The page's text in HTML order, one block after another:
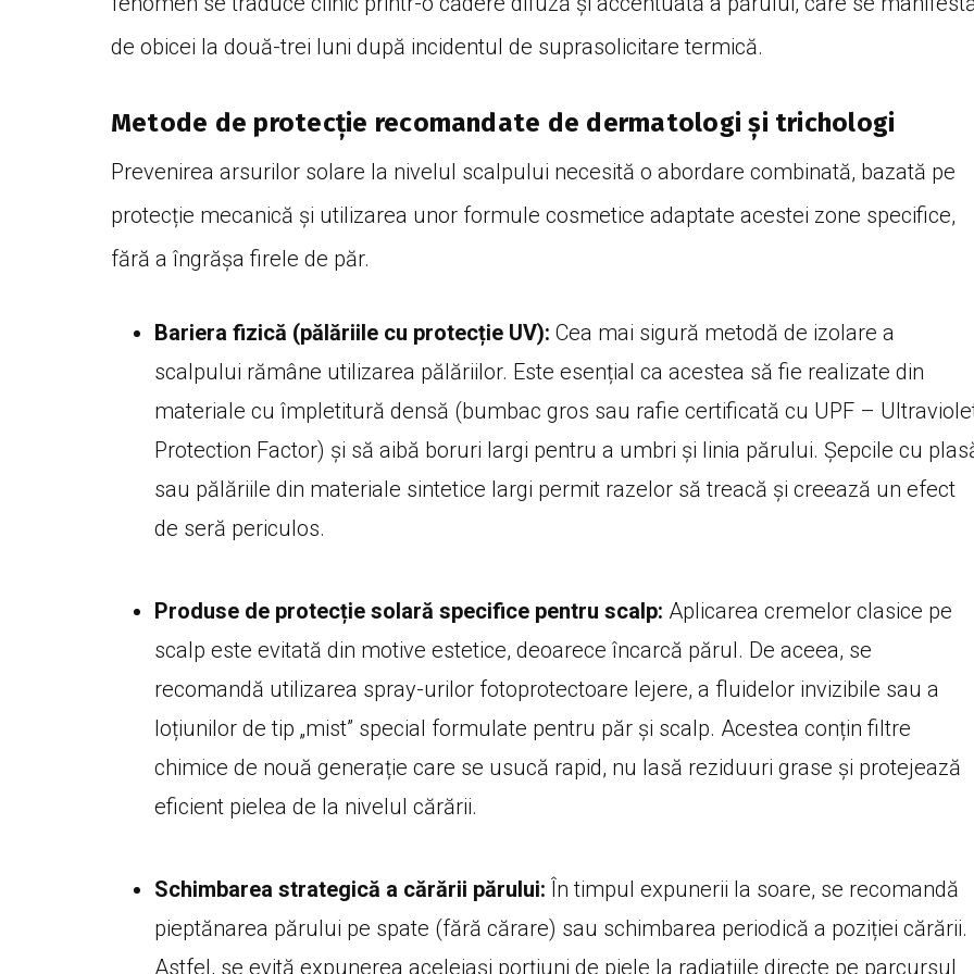
de obicei la două-trei luni după incidentul de suprasolicitare termică.
Metode de protecție recomandate de dermatologi și trichologi
Prevenirea arsurilor solare la nivelul scalpului necesită o abordare combinată, bazată pe
protecție mecanică și utilizarea unor formule cosmetice adaptate acestei zone specifice,
fără a îngrășa firele de păr.
Bariera fizică (pălăriile cu protecție UV): Cea mai sigură metodă de izolare a
scalpului rămâne utilizarea pălăriilor. Este esențial ca acestea să fie realizate din
materiale cu împletitură densă (bumbac gros sau rafie certificată cu UPF –
Protection Factor) și să aibă boruri largi pentru a umbri și linia părului. Șepcile cu
sau pălăriile din materiale sintetice largi permit razelor să treacă și creează un efect
de seră periculos.
Produse de protecție solară specifice pentru scalp: Aplicarea cremelor clasice pe
scalp este evitată din motive estetice, deoarece încarcă părul. De aceea, se
recomandă utilizarea spray-urilor fotoprotectoare lejere, a fluidelor invizibile sau a
loțiunilor de tip „mist” special formulate pentru păr și scalp. Acestea conțin filtre
chimice de nouă generație care se usucă rapid, nu lasă reziduuri grase și protejează
eficient pielea de la nivelul cărării.
Schimbarea strategică a cărării părului: În timpul expunerii la soare, se recomandă
pieptănarea părului pe spate (fără cărare) sau schimbarea periodică a poziției cărării.
Astfel, se evită expunerea aceleiași porțiuni de piele la radiațiile directe pe parcursul